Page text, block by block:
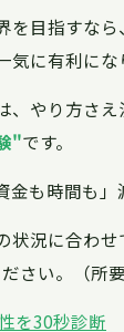
目指すなら、
に有利にな
、やり方さえ
"です。
金も時間も」
状況に合わ
さい。（所
を30秒診断